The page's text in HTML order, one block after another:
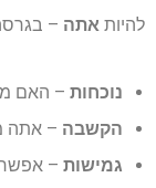
להיות אתה –
נוכחות – האם
הקשבה – אתה
גמישות –